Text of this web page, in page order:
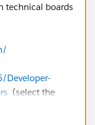
provided
technical boards
Developer-
(select the